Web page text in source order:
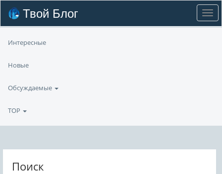
Твой Блог
Интересные
Новые
Обсуждаемые
TOP
Поиск